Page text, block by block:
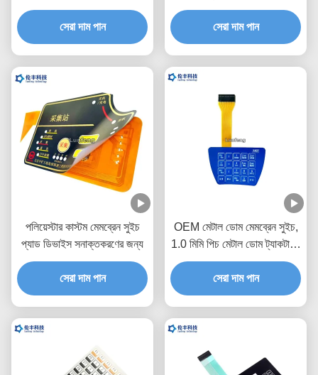
সেরা দাম পান
মেটাল ডোম সুইচ
সেরা দাম পান
পলিয়েস্টার কাস্টম মেমব্রেন সুইচ
প্যাড ডিভাইস সনাক্তকরণের জন্য
সেরা দাম পান
OEM মেটাল ডোম মেমব্রেন সুইচ,
1.0 মিমি পিচ মেটাল ডোম ট্যাকটাইল
সুইচ
সেরা দাম পান